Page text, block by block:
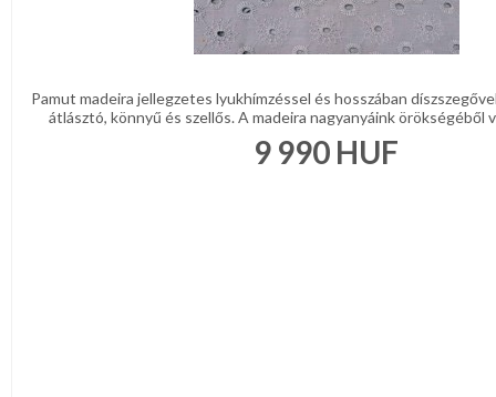
Pamut madeira jellegzetes lyukhímzéssel és hosszában
átlásztó, könnyű és szellős. A madeira nagyanyáink örökségéből
9 990 HUF